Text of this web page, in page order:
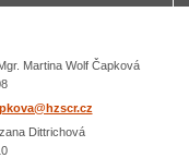
Martina Wolf Čapková
Dittrichová